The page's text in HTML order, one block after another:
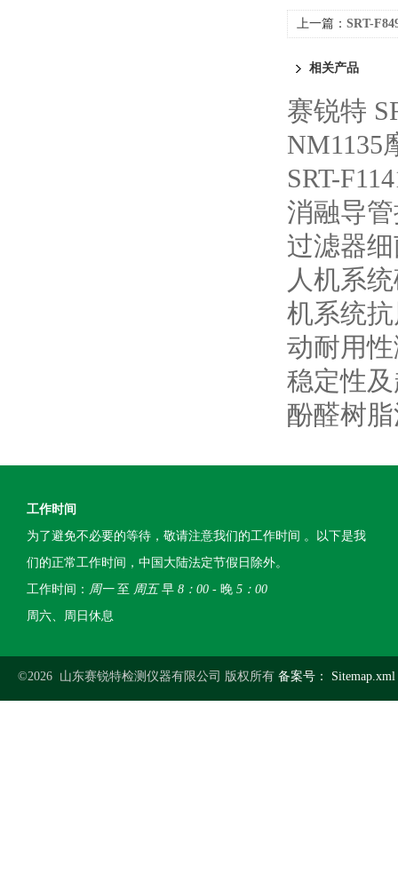
上一篇： SRT-
相关产品
赛锐特
NM1135
SRT-
消融导
过滤器
人机系
机系统
动耐用
稳定性
酚醛树
工作时间
为了避免不必要的等待，敬请注意我们的工作时间 。以下是我
们的正常工作时间，中国大陆法定节假日除外。
工作时间： 周一至 周五早 8：00 - 晚 5：00
周六、周日休息
©2026 山东赛锐特检测仪器有限公司 版权所有 备案号： Sitemap.xml